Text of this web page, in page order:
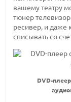
вашему театру
тюнер
ресивер, и даже
списывать со
DVD-